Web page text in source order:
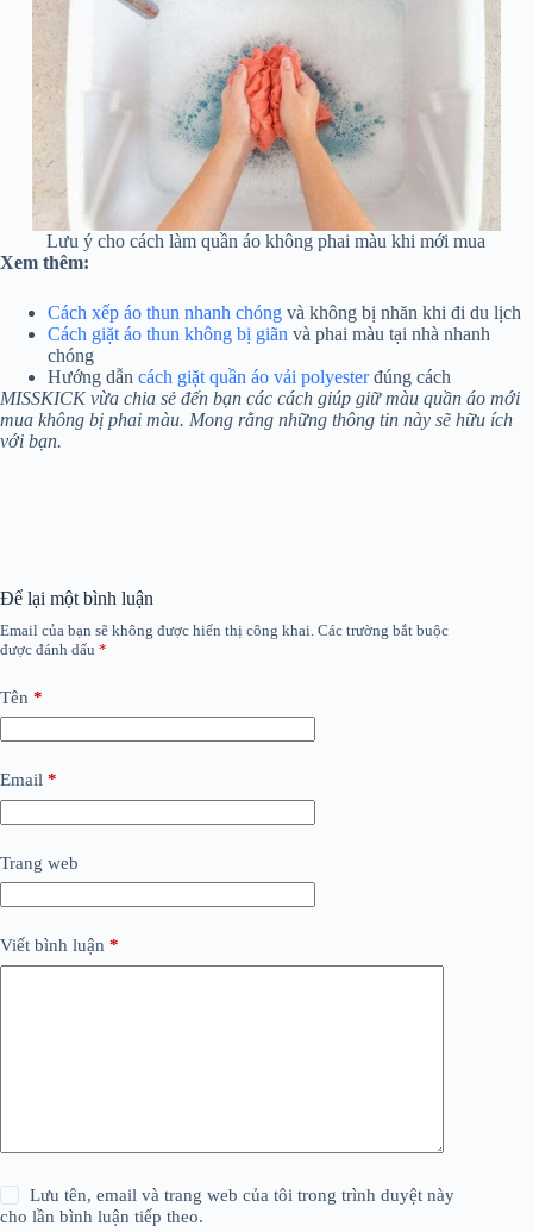
Lưu ý cho cách làm quần áo không phai màu khi mới mua
Xem thêm:
Cách xếp áo thun nhanh chóng và không bị nhăn khi đi du lịch
Cách giặt áo thun không bị giãn và phai màu tại nhà nhanh
chóng
Hướng dẫn cách giặt quần áo vải polyesterđúng cách
MISSKICK vừa chia sẻ đến bạn các cách giúp giữ màu quần áo mới
mua không bị phai màu. Mong rằng những thông tin này sẽ hữu ích
với bạn.
Để lại một bình luận
Email của bạn sẽ không được hiển thị công khai. Các trường bắt buộc
được đánh dấu *
Tên *
Email *
Trang web
Viết bình luận *
Lưu tên, email và trang web của tôi trong trình duyệt này
cho lần bình luận tiếp theo.